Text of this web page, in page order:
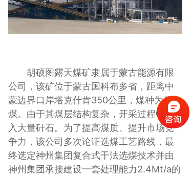
胡硕图露天煤矿隶属于蒙古能源有限
公司，该矿位于蒙古国科布多省，距离中
蒙边界口岸塔克什肯350公里，煤种为焦
煤。由于其煤层结构复杂，开采过程中混
入大量矸石。为了提高煤质、提升市场竞
争力，该公司多次论证选煤工艺路线，最
终选定神州集团复合式干法选煤技术并由
神州集团承接建设一套处理能力2.4Mt/a的